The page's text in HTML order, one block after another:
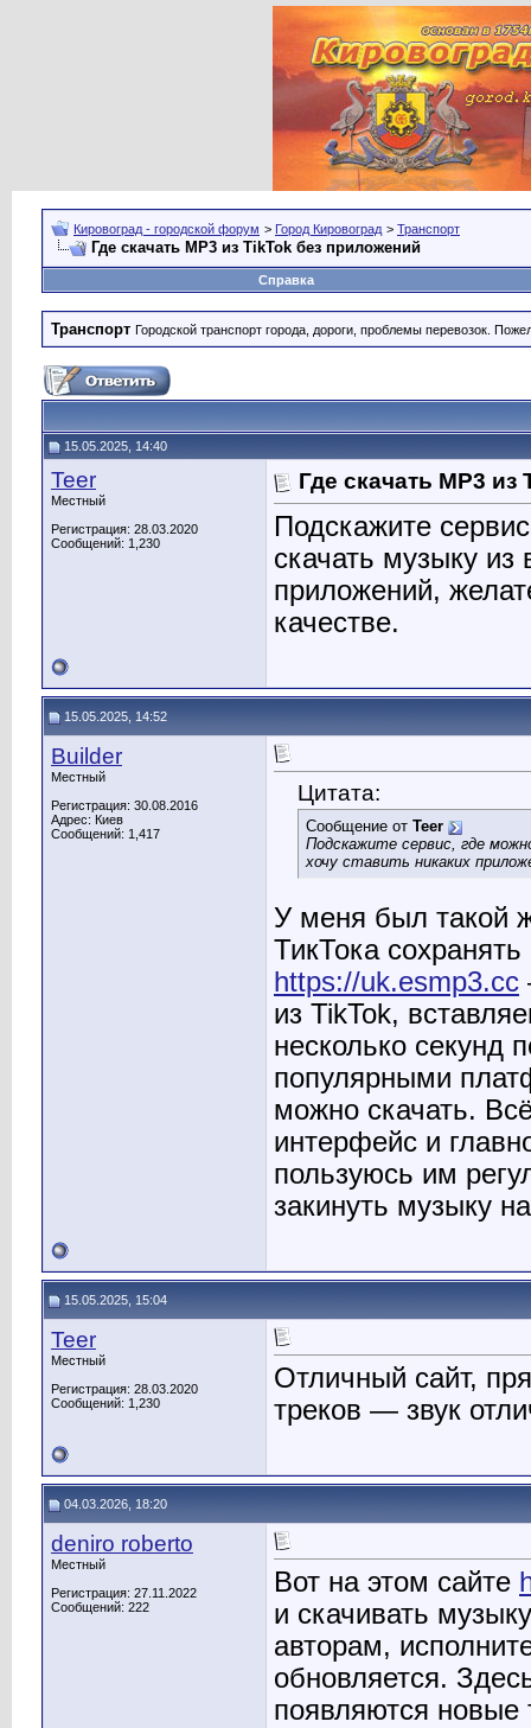
Кировоград - городской форум > Город Кировоград > Транспорт
Где скачать MP3 из TikTok без приложений
Справка
Транспорт Городской транспорт города, дороги, проблемы перевозок.
15.05.2025, 14:40
Teer
Местный
Регистрация: 28.03.2020
Сообщений: 1,230
Где скачать MP3
Подскажите
скачать музыку из
приложений,
качестве.
15.05.2025, 14:52
Builder
Местный
Регистрация: 30.08.2016
Адрес: Киев
Сообщений: 1,417
Цитата:
Сообщение от Teer
Подскажите сервис, где
хочу ставить никаких
У меня был такой
ТикТока
https://uk.esmp3.cc
из TikTok,
несколько секунд
популярными
можно скачать.
интерфейс и
пользуюсь им
закинуть музыку
15.05.2025, 15:04
Teer
Местный
Регистрация: 28.03.2020
Сообщений: 1,230
Отличный сайт,
треков — звук
04.03.2026, 18:20
deniro roberto
Местный
Регистрация: 27.11.2022
Сообщений: 222
Вот на этом сайте
и скачивать
авторам,
обновляется.
появляются новые